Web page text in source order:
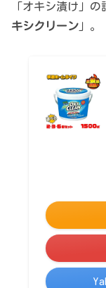
「オキシ漬け」
キシクリーン 」。